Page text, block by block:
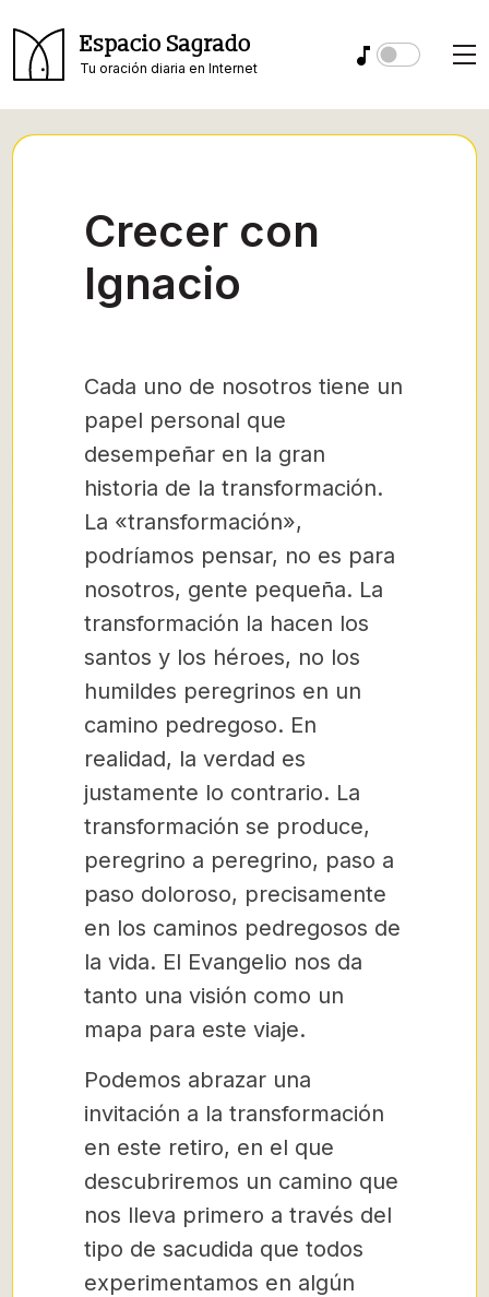
Espacio Sagrado
Tu oración diaria en Internet
Crecer con
Ignacio
Cada uno de nosotros tiene un
papel personal que
desempeñar en la gran
historia de la transformación.
La «transformación»,
podríamos pensar, no es para
nosotros, gente pequeña. La
transformación la hacen los
santos y los héroes, no los
humildes peregrinos en un
camino pedregoso. En
realidad, la verdad es
justamente lo contrario. La
transformación se produce,
peregrino a peregrino, paso a
paso doloroso, precisamente
en los caminos pedregosos de
la vida. El Evangelio nos da
tanto una visión como un
mapa para este viaje.
Podemos abrazar una
invitación a la transformación
en este retiro, en el que
descubriremos un camino que
nos lleva primero a través del
tipo de sacudida que todos
experimentamos en algún